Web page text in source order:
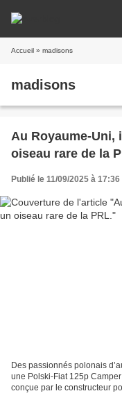
Accueil » madisons
madisons
Au Royaume-Uni,
oiseau rare de la
Publié le 11/09/2025 à 17:36
Des passionnés polonais
une Polski-Fiat 125p
conçue par le constructeur